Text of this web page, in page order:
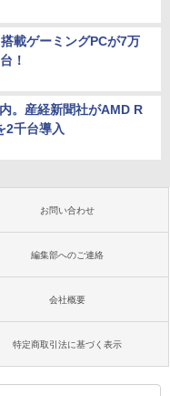
載ゲーミングPCが7万
！
。産経新聞社がAMD R
千台導入
お問い合わせ
編集部へのご連絡
会社概要
特定商取引法に基づく表示